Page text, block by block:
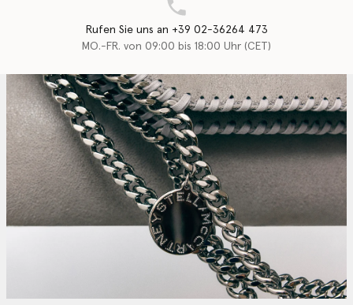
Rufen Sie uns an +39 02-36264 473
MO.-FR. von 09:00 bis 18:00 Uhr (CET)